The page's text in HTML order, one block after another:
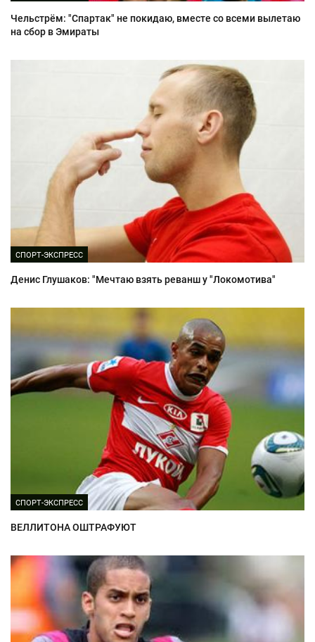
Чельстрём: "Спартак" не покидаю, вместе со всеми вылетаю
на сбор в Эмираты
СПОРТ-ЭКСПРЕСС
Денис Глушаков: "Мечтаю взять реванш у "Локомотива"
СПОРТ-ЭКСПРЕСС
ВЕЛЛИТОНА ОШТРАФУЮТ